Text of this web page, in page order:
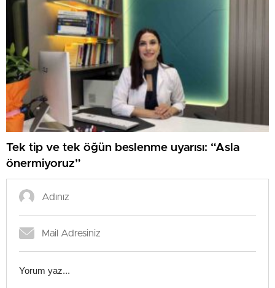
Tek tip ve tek öğün beslenme uyarısı: “Asla
önermiyoruz”